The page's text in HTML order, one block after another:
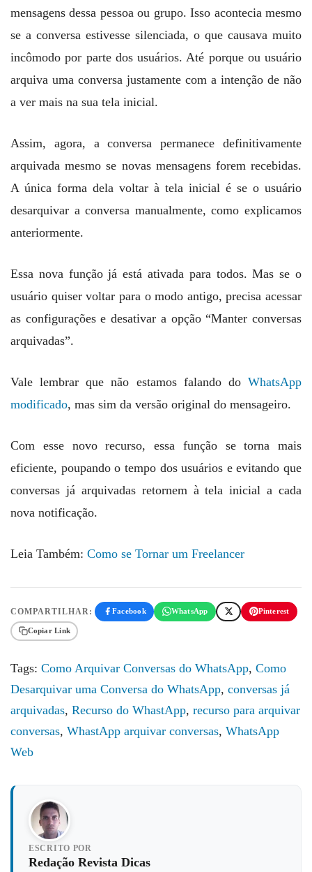
mensagens dessa pessoa ou grupo. Isso acontecia mesmo
se a conversa estivesse silenciada, o que causava muito
incômodo por parte dos usuários. Até porque ou usuário
arquiva uma conversa justamente com a intenção de não
a ver mais na sua tela inicial.
Assim, agora, a conversa permanece definitivamente
arquivada mesmo se novas mensagens forem recebidas.
A única forma dela voltar à tela inicial é se o usuário
desarquivar a conversa manualmente, como explicamos
anteriormente.
Essa nova função já está ativada para todos. Mas se o
usuário quiser voltar para o modo antigo, precisa acessar
as configurações e desativar a opção “Manter conversas
arquivadas”.
Vale lembrar que não estamos falando do WhatsApp
modificado, mas sim da versão original do mensageiro.
Com esse novo recurso, essa função se torna mais
eficiente, poupando o tempo dos usuários e evitando que
conversas já arquivadas retornem à tela inicial a cada
nova notificação.
Leia Também: Como se Tornar um Freelancer
COMPARTILHAR: Facebook WhatsApp Pinterest
Copiar Link
Tags: Como Arquivar Conversas do WhatsApp, Como
Desarquivar uma Conversa do WhatsApp, conversas já
arquivadas, Recurso do WhastApp, recurso para arquivar
conversas, WhastApp arquivar conversas, WhatsApp
Web
ESCRITO POR
Redação Revista Dicas